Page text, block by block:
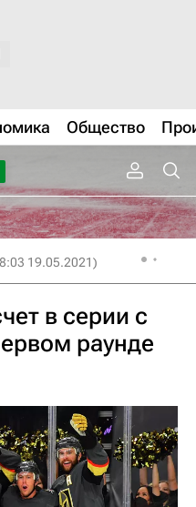
Общество
19.05.2021)
в серии с
раунде